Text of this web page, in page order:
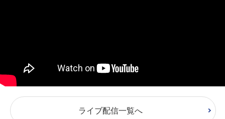
ライブ配信一覧へ